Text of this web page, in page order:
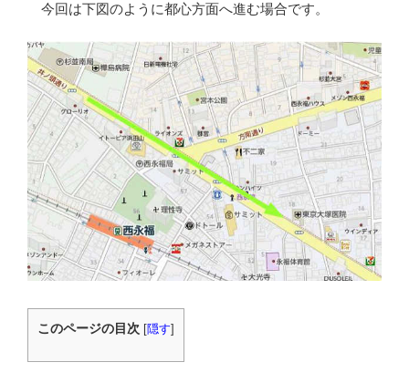
今回は下図のように都心方面へ進む場合です。
このページの目次 [隠す]